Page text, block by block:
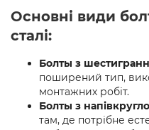
Основні види
сталі:
Болты з
поширений тип,
монтажних робіт.
Болты з
там, де потрібне